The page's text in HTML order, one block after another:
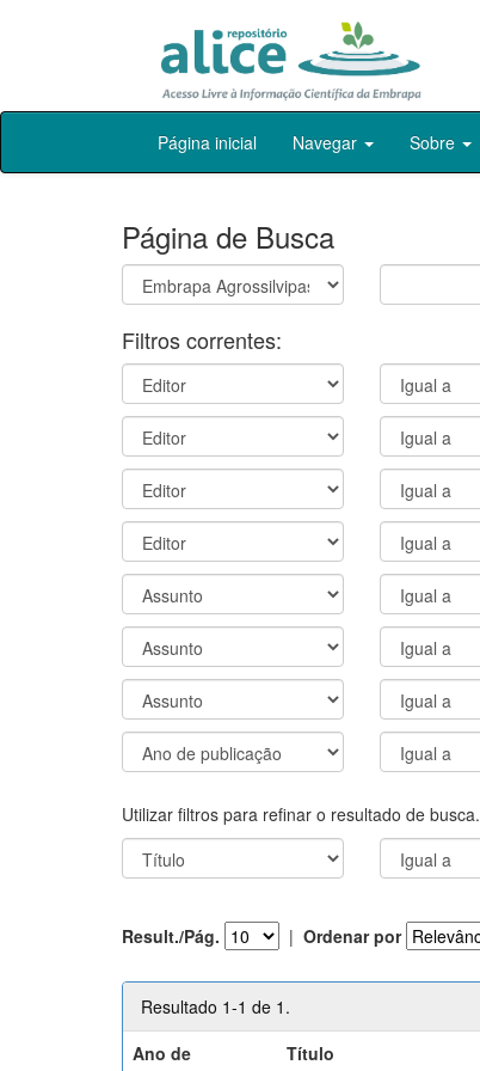
Skip
Página inicial Navegar Sobre
Página de Busca
Filtros correntes:
Utilizar filtros para refinar o resultado de busca.
Result./Pág. | Ordenar por
Resultado 1-1 de 1.
Ano de
Título